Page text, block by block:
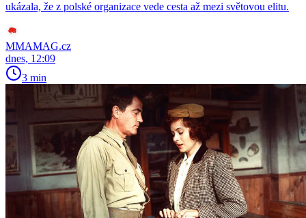
ukázala, že z polské organizace vede cesta až mezi světovou elitu.
MMAMAG.cz
dnes, 12:09
3 min